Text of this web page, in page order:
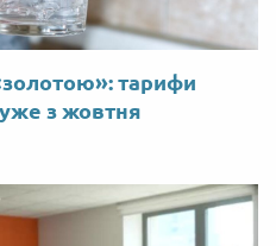
тарифи
уже з жовтня